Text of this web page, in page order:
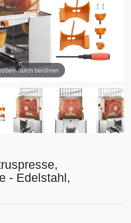
durch berühren
- Edelstahl,